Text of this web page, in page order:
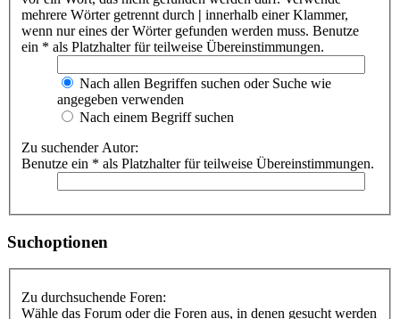
mehrere Wörter getrennt durch | innerhalb einer Klammer,
wenn nur eines der Wörter gefunden werden muss. Benutze
ein * als Platzhalter für teilweise Übereinstimmungen.
Nach allen Begriffen suchen oder Suche wie
angegeben verwenden
Nach einem Begriff suchen
Zu suchender Autor:
Benutze ein * als Platzhalter für teilweise Übereinstimmungen.
Suchoptionen
Zu durchsuchende Foren:
Wähle das Forum oder die Foren aus, in denen gesucht werden